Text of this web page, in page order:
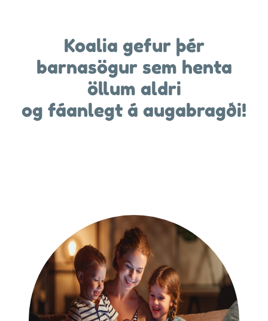
Koalia gefur þér
barnasögur sem henta
öllum aldri
og fáanlegt á augabragði!